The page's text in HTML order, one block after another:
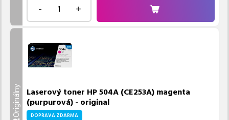
- +
Originálny Laserový toner HP 504A (CE253A) magenta
(purpurová) - original
DOPRAVA ZDARMA